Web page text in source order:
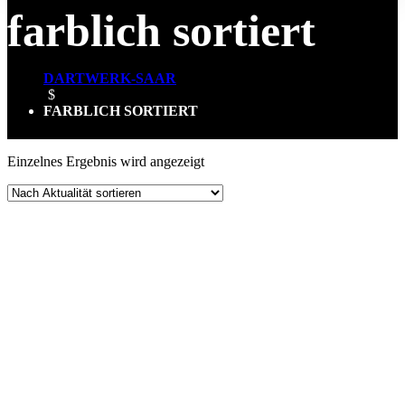
farblich sortiert
DARTWERK-SAAR
$
FARBLICH SORTIERT
Einzelnes Ergebnis wird angezeigt